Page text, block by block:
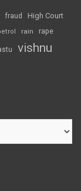
fraud High Court
rain rape
vishnu